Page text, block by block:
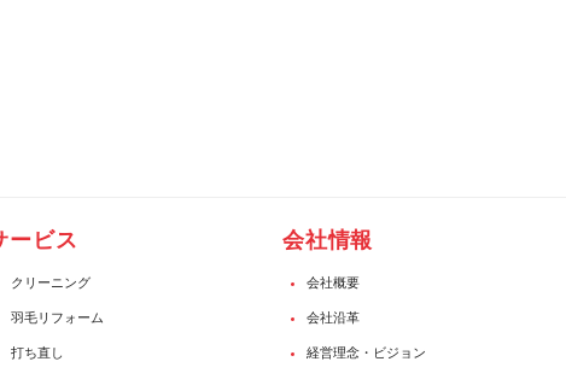
ービス
クリーニング
羽毛リフォーム
打ち直し
会社情報
会社概要
会社沿革
経営理念・ビジョン